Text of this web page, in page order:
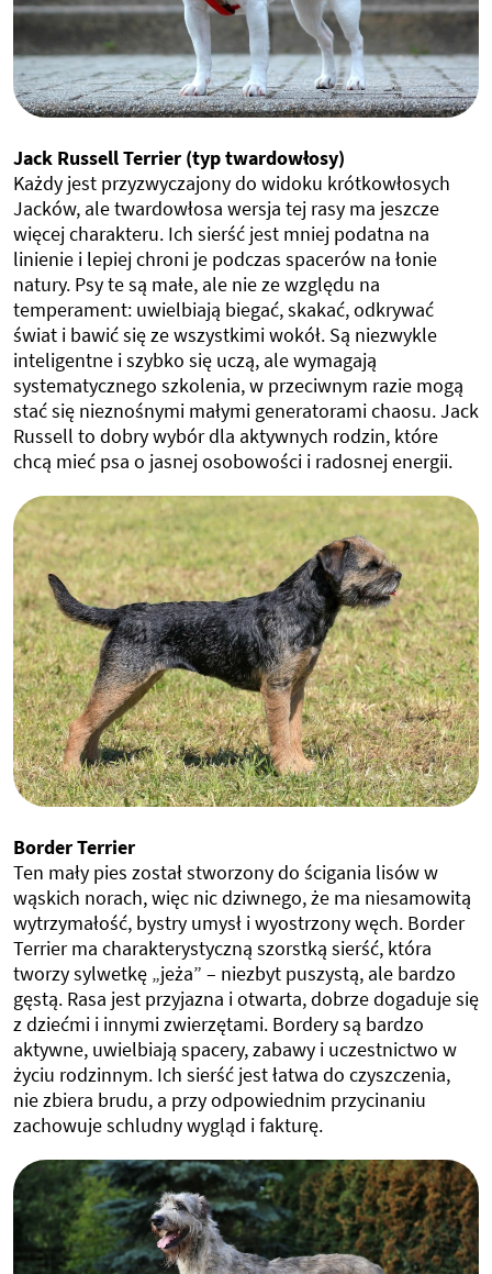
Jack Russell Terrier (typ twardowłosy)
Każdy jest przyzwyczajony do widoku krótkowłosych
Jacków, ale twardowłosa wersja tej rasy ma jeszcze
więcej charakteru. Ich sierść jest mniej podatna na
linienie i lepiej chroni je podczas spacerów na łonie
natury. Psy te są małe, ale nie ze względu na
temperament: uwielbiają biegać, skakać, odkrywać
świat i bawić się ze wszystkimi wokół. Są niezwykle
inteligentne i szybko się uczą, ale wymagają
systematycznego szkolenia, w przeciwnym razie mogą
stać się nieznośnymi małymi generatorami chaosu. Jack
Russell to dobry wybór dla aktywnych rodzin, które
chcą mieć psa o jasnej osobowości i radosnej energii.
Border Terrier
Ten mały pies został stworzony do ścigania lisów w
wąskich norach, więc nic dziwnego, że ma niesamowitą
wytrzymałość, bystry umysł i wyostrzony węch. Border
Terrier ma charakterystyczną szorstką sierść, która
tworzy sylwetkę „jeża” – niezbyt puszystą, ale bardzo
gęstą. Rasa jest przyjazna i otwarta, dobrze dogaduje się
z dziećmi i innymi zwierzętami. Bordery są bardzo
aktywne, uwielbiają spacery, zabawy i uczestnictwo w
życiu rodzinnym. Ich sierść jest łatwa do czyszczenia,
nie zbiera brudu, a przy odpowiednim przycinaniu
zachowuje schludny wygląd i fakturę.